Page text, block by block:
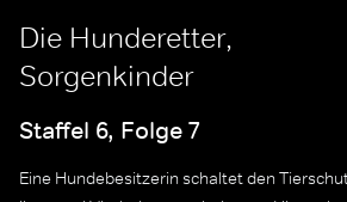
Die Hunderetter,
Sorgenkinder
Staffel 6, Folge 7
Eine Hundebesitzerin schaltet den